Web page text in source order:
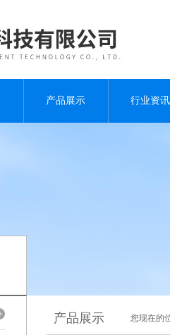
产品展示 行业资讯
产品展示 您现在的